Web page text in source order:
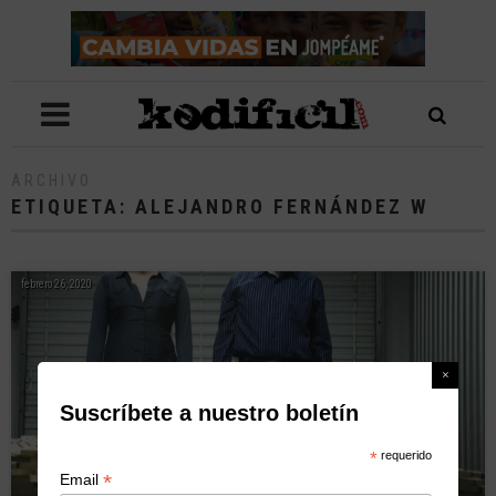
ETIQUETA: ALEJANDRO FERNÁNDEZ W
febrero 26, 2020
Suscríbete a nuestro boletín
* requerido
Email*